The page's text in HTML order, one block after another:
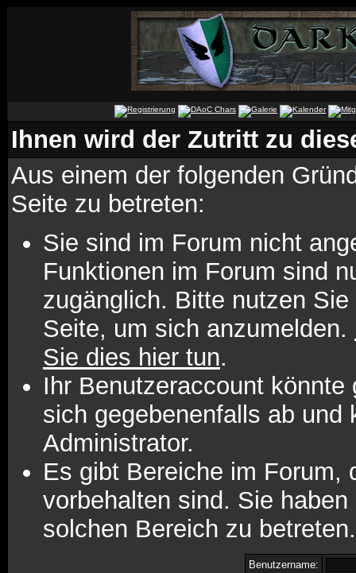
Ihnen wird der Zutritt zu
Aus einem der folgenden
Seite zu betreten:
Sie sind im Forum nicht
Funktionen im Forum sind
zugänglich. Bitte nutzen
Seite, um sich anzumelden.
Sie dies hier tun.
Ihr Benutzeraccount
sich gegebenenfalls ab und
Administrator.
Es gibt Bereiche im Forum,
vorbehalten sind. Sie
solchen Bereich zu betreten.
Benutzername: